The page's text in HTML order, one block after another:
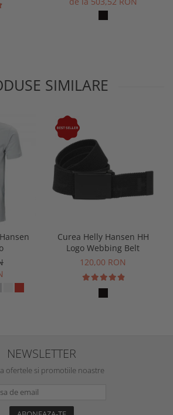
SIMILARE
Curea Helly Hansen HH
Logo Webbing Belt
120,00 RON
NEWSLETTER
ofertele si promotiile noastre